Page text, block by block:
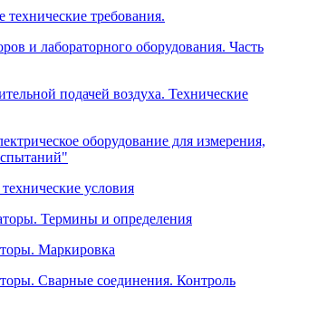
требования.
и лабораторного оборудования. Часть
подачей воздуха. Технические
оборудование для измерения,
условия
Термины и определения
Маркировка
Сварные соединения. Контроль